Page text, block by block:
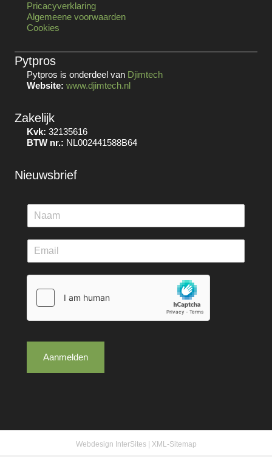
Pricacyverklaring
Algemeene voorwaarden
Cookies
Pytpros
Pytpros is onderdeel van Djimtech
Website: www.djimtech.nl
Zakelijk
Kvk: 32135616
BTW nr.: NL002441588B64
Nieuwsbrief
Aanmelden
Webdesign InterSites| XML-Sitemap